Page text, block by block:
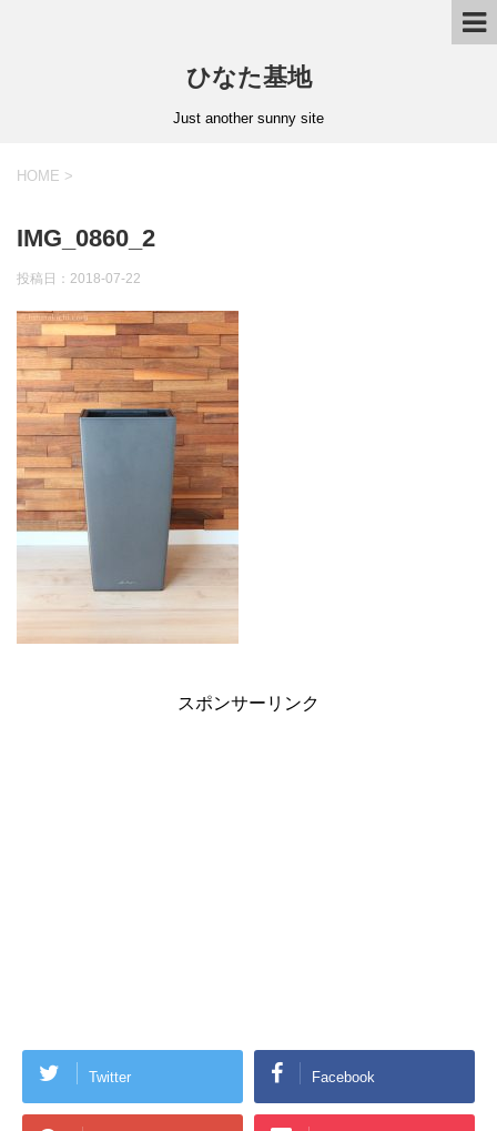
ひなた基地
Just another sunny site
HOME >
IMG_0860_2
投稿日：2018-07-22
スポンサーリンク
Twitter Facebook